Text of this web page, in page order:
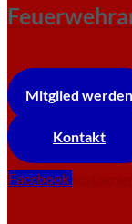
Mitglied werden
Kontakt
Facebook